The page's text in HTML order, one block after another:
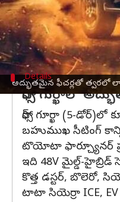
అద్భుతమైన ఫీచర్లతో త్వరలో
ప్రస్తుతం వాటి గురించి
మహీంద్రా థార్ (5-
Details
ఫోర్స్ గుర్ఖాలో
ఫోర్స్ గూర్ఖా (5-
బహుముఖ సీటింగ్
టొయోటా ఫార్చ్యూనర్
ఇది 48V మైల్డ్-
కొత్త డస్టర్, బొలెరో,
టాటా సియెర్రా ICE,